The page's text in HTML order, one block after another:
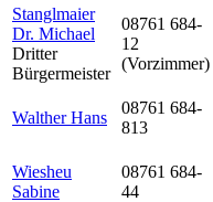
Stanglmaier
Dr. Michael
Dritter
Bürgermeister
08761 684-
12
(Vorzimmer)
Walther Hans
08761 684-
813
Wiesheu
Sabine
08761 684-
44